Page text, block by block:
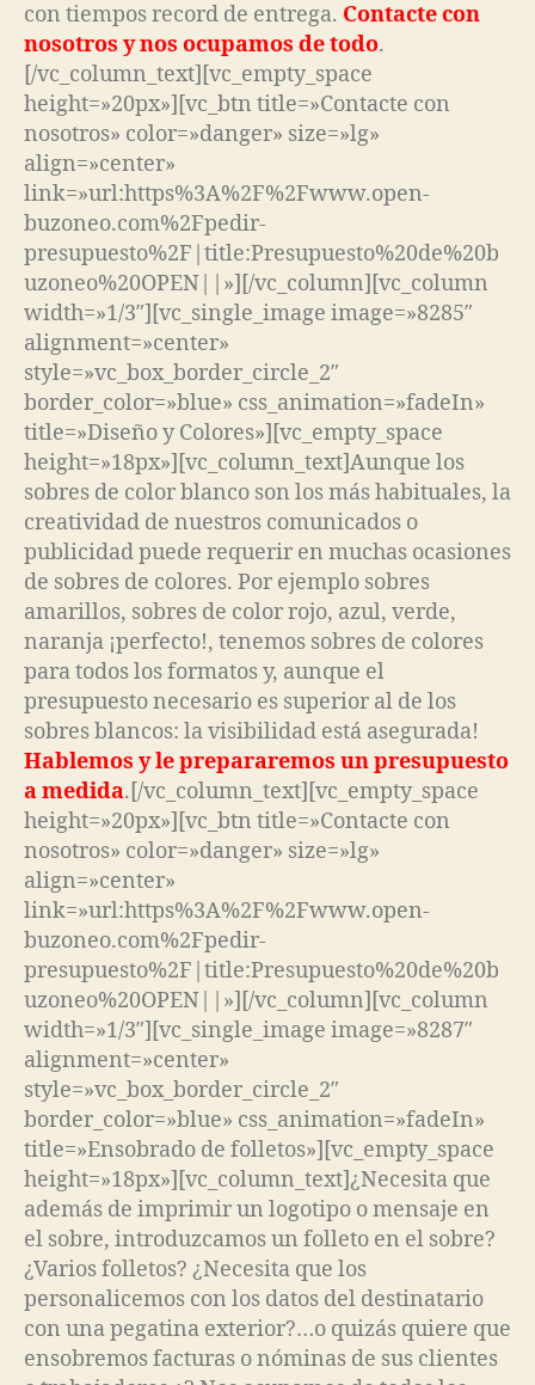
con tiempos record de entrega. Contacte con
nosotros y nos ocupamos de todo.
[/vc_column_text][vc_empty_space
height=»20px»][vc_btn title=»Contacte con
nosotros» color=»danger» size=»lg»
align=»center»
link=»url:https%3A%2F%2Fwww.open-
buzoneo.com%2Fpedir-
presupuesto%2F|title:Presupuesto%20de%20b
uzoneo%20OPEN||»][/vc_column][vc_column
width=»1/3″][vc_single_image image=»8285″
alignment=»center»
style=»vc_box_border_circle_2″
border_color=»blue» css_animation=»fadeIn»
title=»Diseño y Colores»][vc_empty_space
height=»18px»][vc_column_text]Aunque los
sobres de color blanco son los más habituales, la
creatividad de nuestros comunicados o
publicidad puede requerir en muchas ocasiones
de sobres de colores. Por ejemplo sobres
amarillos, sobres de color rojo, azul, verde,
naranja ¡perfecto!, tenemos sobres de colores
para todos los formatos y, aunque el
presupuesto necesario es superior al de los
sobres blancos: la visibilidad está asegurada!
Hablemos y le prepararemos un presupuesto
a medida.[/vc_column_text][vc_empty_space
height=»20px»][vc_btn title=»Contacte con
nosotros» color=»danger» size=»lg»
align=»center»
link=»url:https%3A%2F%2Fwww.open-
buzoneo.com%2Fpedir-
presupuesto%2F|title:Presupuesto%20de%20b
uzoneo%20OPEN||»][/vc_column][vc_column
width=»1/3″][vc_single_image image=»8287″
alignment=»center»
style=»vc_box_border_circle_2″
border_color=»blue» css_animation=»fadeIn»
title=»Ensobrado de folletos»][vc_empty_space
height=»18px»][vc_column_text]¿Necesita que
además de imprimir un logotipo o mensaje en
el sobre, introduzcamos un folleto en el sobre?
¿Varios folletos? ¿Necesita que los
personalicemos con los datos del destinatario
con una pegatina exterior?…o quizás quiere que
ensobremos facturas o nóminas de sus clientes